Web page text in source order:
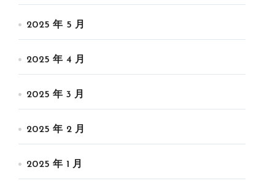
2025 年 5 月
2025 年 4 月
2025 年 3 月
2025 年 2 月
2025 年 1 月